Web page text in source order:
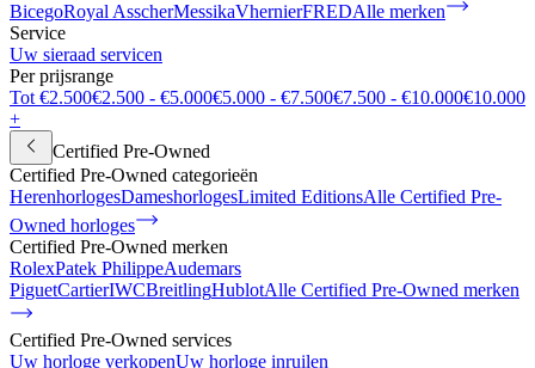
BicegoRoyal AsscherMessikaVhernierFREDAlle merken
Service
Uw sieraad servicen
Per prijsrange
Tot €2.500€2.500 - €5.000€5.000 - €7.500€7.500 - €10.000€10.000
+
Certified Pre-Owned
Certified Pre-Owned categorieën
HerenhorlogesDameshorlogesLimited EditionsAlle Certified Pre-
Owned horloges
Certified Pre-Owned merken
RolexPatek PhilippeAudemars
PiguetCartierIWCBreitlingHublotAlle Certified Pre-Owned merken
Certified Pre-Owned services
Uw horloge verkopenUw horloge inruilen